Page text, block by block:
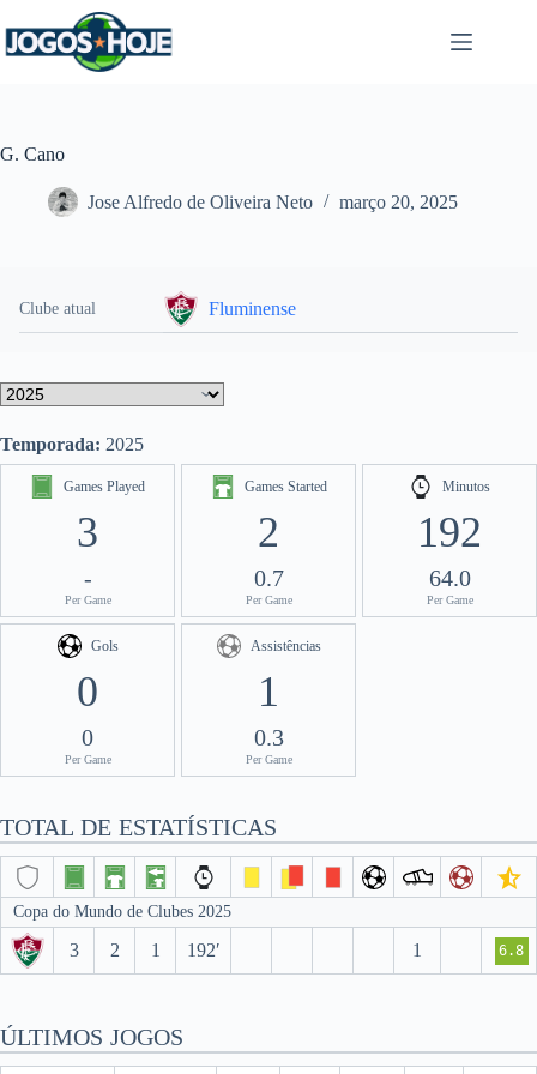
para
o
G. Cano
Jose Alfredo de Oliveira Neto março 20, 2025
Clube atual Fluminense
Temporada: 2025
Games Played
3
-
Per Game
Games Started
2
0.7
Per Game
Minutos
192
64.0
Per Game
Gols
0
0
Per Game
Assistências
1
0.3
Per Game
TOTAL DE ESTATÍSTICAS
Copa do Mundo de Clubes 2025
3 2 1 192′ 1 6.8
ÚLTIMOS JOGOS